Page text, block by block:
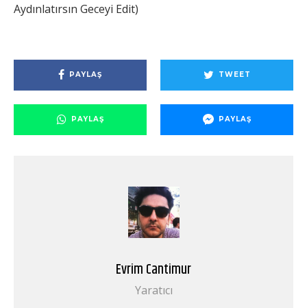
Aydınlatırsın Geceyi Edit)
PAYLAŞ TWEET
PAYLAŞ PAYLAŞ
Evrim Cantimur
Yaratıcı